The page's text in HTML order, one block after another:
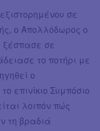
σε
ο Απολλόδωρος ο
ξέσπασε σε
το ποτήρι με
ο
επινίκιο Συμπόσιο
λοιπόν πώς
τη βραδιά